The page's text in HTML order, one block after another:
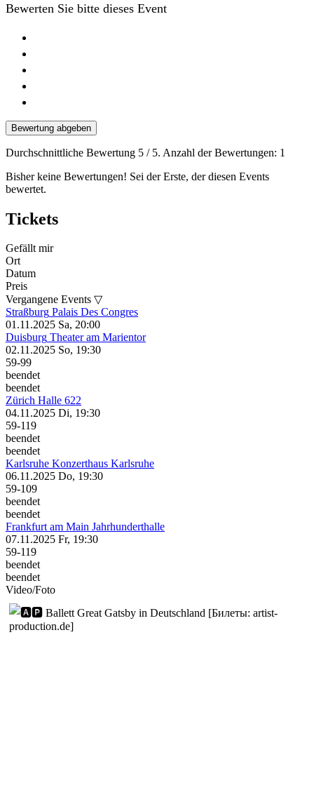
Bewerten Sie bitte dieses Event
Bewertung abgeben
Durchschnittliche Bewertung 5 / 5. Anzahl der Bewertungen: 1
Bisher keine Bewertungen! Sei der Erste, der diesen Events
bewertet.
Tickets
Gefällt mir
Ort
Datum
Preis
Vergangene Events ▽
Straßburg Palais Des Congres
01.11.2025 Sa, 20:00
Duisburg Theater am Marientor
02.11.2025 So, 19:30
59-99
beendet
beendet
Zürich Halle 622
04.11.2025 Di, 19:30
59-119
beendet
beendet
Karlsruhe Konzerthaus Karlsruhe
06.11.2025 Do, 19:30
59-109
beendet
beendet
Frankfurt am Main Jahrhunderthalle
07.11.2025 Fr, 19:30
59-119
beendet
beendet
Video/Foto